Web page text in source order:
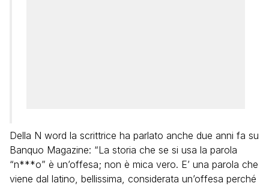
Della N word la scrittrice ha parlato anche due anni fa su
Banquo Magazine: “La storia che se si usa la parola
“n***o” è un’offesa; non è mica vero. E’ una parola che
viene dal latino, bellissima, considerata un’offesa perché